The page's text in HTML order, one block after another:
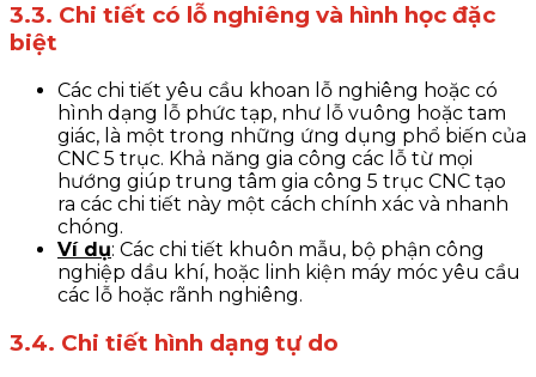
3.3. Chi tiết có lỗ nghiêng và hình học đặc
biệt
Các chi tiết yêu cầu khoan lỗ nghiêng hoặc có
hình dạng lỗ phức tạp, như lỗ vuông hoặc tam
giác, là một trong những ứng dụng phổ biến của
CNC 5 trục. Khả năng gia công các lỗ từ mọi
hướng giúp trung tâm gia công 5 trục CNC tạo
ra các chi tiết này một cách chính xác và nhanh
chóng.
Ví dụ: Các chi tiết khuôn mẫu, bộ phận công
nghiệp dầu khí, hoặc linh kiện máy móc yêu cầu
các lỗ hoặc rãnh nghiêng.
3.4. Chi tiết hình dạng tự do